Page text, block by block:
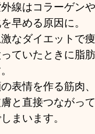
線はコラーゲン
早める原因に。
なダイエットで
ていたときに脂
表情を作る筋肉
膚と直接つながっ
まいます。